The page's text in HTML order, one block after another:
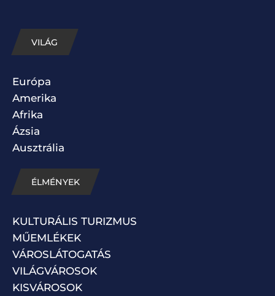
VILÁG
Európa
Amerika
Afrika
Ázsia
Ausztrália
ÉLMÉNYEK
KULTURÁLIS TURIZMUS
MŰEMLÉKEK
VÁROSLÁTOGATÁS
VILÁGVÁROSOK
KISVÁROSOK